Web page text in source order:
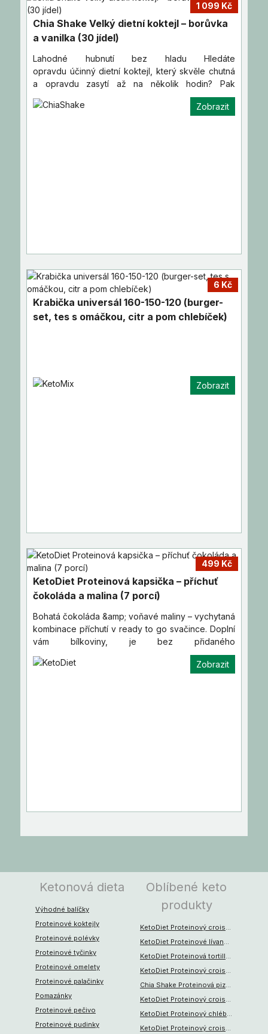
1 099 Kč
Chia Shake Velký dietní koktejl – borůvka
a vanilka (30 jídel)
Lahodné hubnutí bez hladu Hledáte
opravdu účinný dietní koktejl, který skvěle chutná
a opravdu zasytí až na několik hodin? Pak
vyzkoušejte náš dietní nápoj…
Zobrazit
6 Kč
Krabička universál 160-150-120 (burger-
set, tes s omáčkou, citr a pom chlebíček)
Zobrazit
499 Kč
KetoDiet Proteinová kapsička – příchuť
čokoláda a malina (7 porcí)
Bohatá čokoláda &amp; voňavé maliny – vychytaná
kombinace příchutí v ready to go svačince. Doplní
vám bílkoviny, je bez přidaného
cukru.&nbsp;Přibalte ji na…
Zobrazit
Ketonová dieta
Výhodné balíčky
Proteinové koktejly
Proteinové polévky
Proteinové tyčinky
Proteinové omelety
Proteinové palačinky
Pomazánky
Proteinové pečivo
Proteinové pudinky
Oblíbené keto
produkty
KetoDiet Proteinový croissant s čokoládovou náplní (1 ks – 1 porce)
KetoDiet Proteinové lívance a vafle – příchuť vanilka (525 g)
KetoDiet Proteinová tortilla (6 ks)
KetoDiet Proteinový croissant s pistáciovou náplní (1ks – 1 porce)
Chia Shake Proteinová pizza (10 jídel)
KetoDiet Proteinový croissant – double choco (1 ks – 1 porce)
KetoDiet Proteinový chléb – tmavý (7 porcí)
KetoDiet Proteinový croissant s pudinkovou náplní (1 ks – 1 porce)